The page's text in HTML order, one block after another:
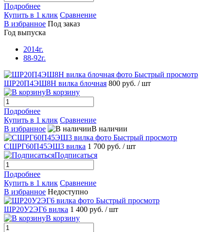
Подробнее
Купить в 1 клик Сравнение
В избранное Под заказ
Год выпуска
2014г.
88-92г.
Быстрый просмотр
ШР20П4ЭШ8Н вилка блочная 800 руб. / шт
В корзину
Подробнее
Купить в 1 клик Сравнение
В избранное
В наличии
Быстрый просмотр
СШРГ60П45ЭШ3 вилка 1 700 руб. / шт
Подписаться
Подробнее
Купить в 1 клик Сравнение
В избранное Недоступно
Быстрый просмотр
ШР20У2ЭГ6 вилка 1 400 руб. / шт
В корзину